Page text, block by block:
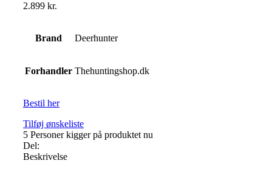
2.899 kr.
Brand Deerhunter
Forhandler Thehuntingshop.dk
Bestil her
Tilføj ønskeliste
5 Personer kigger på produktet nu
Del:
Beskrivelse